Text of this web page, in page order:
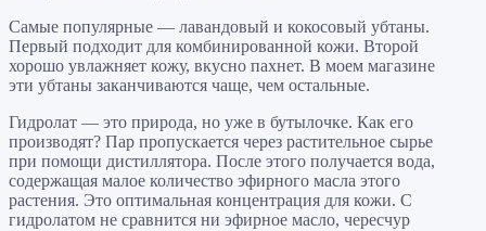
Самые популярные — лавандовый и кокосовый убтаны.
Первый подходит для комбинированной кожи. Второй
хорошо увлажняет кожу, вкусно пахнет. В моем магазине
эти убтаны заканчиваются чаще, чем остальные.
Гидролат — это природа, но уже в бутылочке. Как его
производят? Пар пропускается через растительное сырье
при помощи дистиллятора. После этого получается вода,
содержащая малое количество эфирного масла этого
растения. Это оптимальная концентрация для кожи. С
гидролатом не сравнится ни эфирное масло, чересчур